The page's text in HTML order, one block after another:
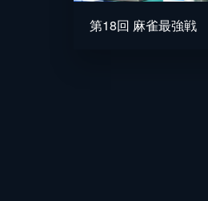
第18回 麻雀最強戦